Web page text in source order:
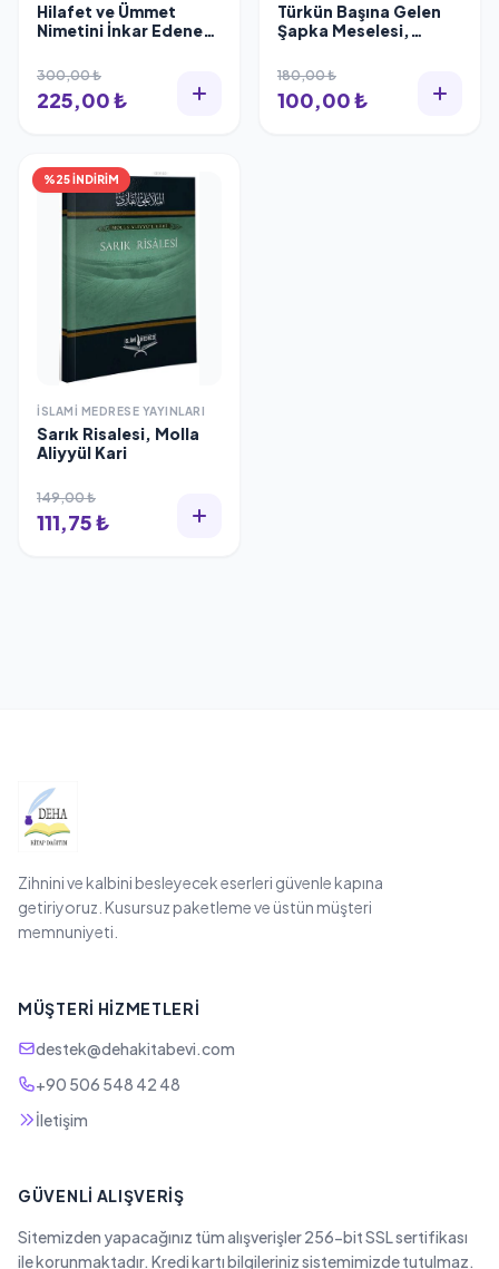
Hilafet ve Ümmet
Nimetini İnkar Edene
300,00 ₺
225,00 ₺
Türkün Başına Gelen
Şapka Meselesi,
180,00 ₺
100,00 ₺
%25 İNDİRİM
İSLAMI MEDRESE YAYINLARI
Sarık Risalesi, Molla
Aliyyül Kari
149,00 ₺
111,75 ₺
Zihnini ve kalbini besleyecek eserleri güvenle kapına
getiriyoruz. Kusursuz paketleme ve üstün müşteri
memnuniyeti.
MÜŞTERI HIZMETLERI
destek@dehakitabevi.com
+90 506 548 42 48
İletişim
GÜVENLI ALIŞVERIŞ
Sitemizden yapacağınız tüm alışverişler 256-bit SSL sertifikası
ile korunmaktadır. Kredi kartı bilgileriniz sistemimizde tutulmaz.